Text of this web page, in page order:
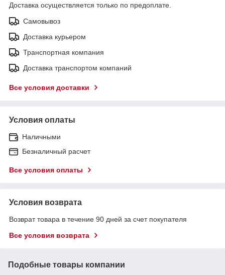
Доставка осуществляется только по предоплате.
Самовывоз
Доставка курьером
Транспортная компания
Доставка транспортом компаний
Все условия доставки
Условия оплаты
Наличными
Безналичный расчет
Все условия оплаты
Условия возврата
Возврат товара в течение 90 дней за счет покупателя
Все условия возврата
Подобные товары компании